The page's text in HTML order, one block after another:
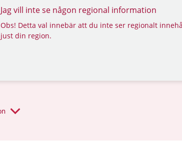
Jag vill inte se någon regional information
Obs! Detta val innebär att du inte ser regionalt
just din region.